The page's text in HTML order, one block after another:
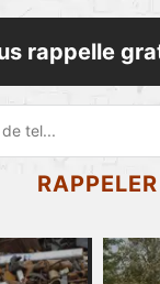
rappelle